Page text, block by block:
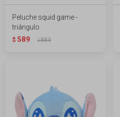
Peluche squid game -
triángulo
$ 589 $889